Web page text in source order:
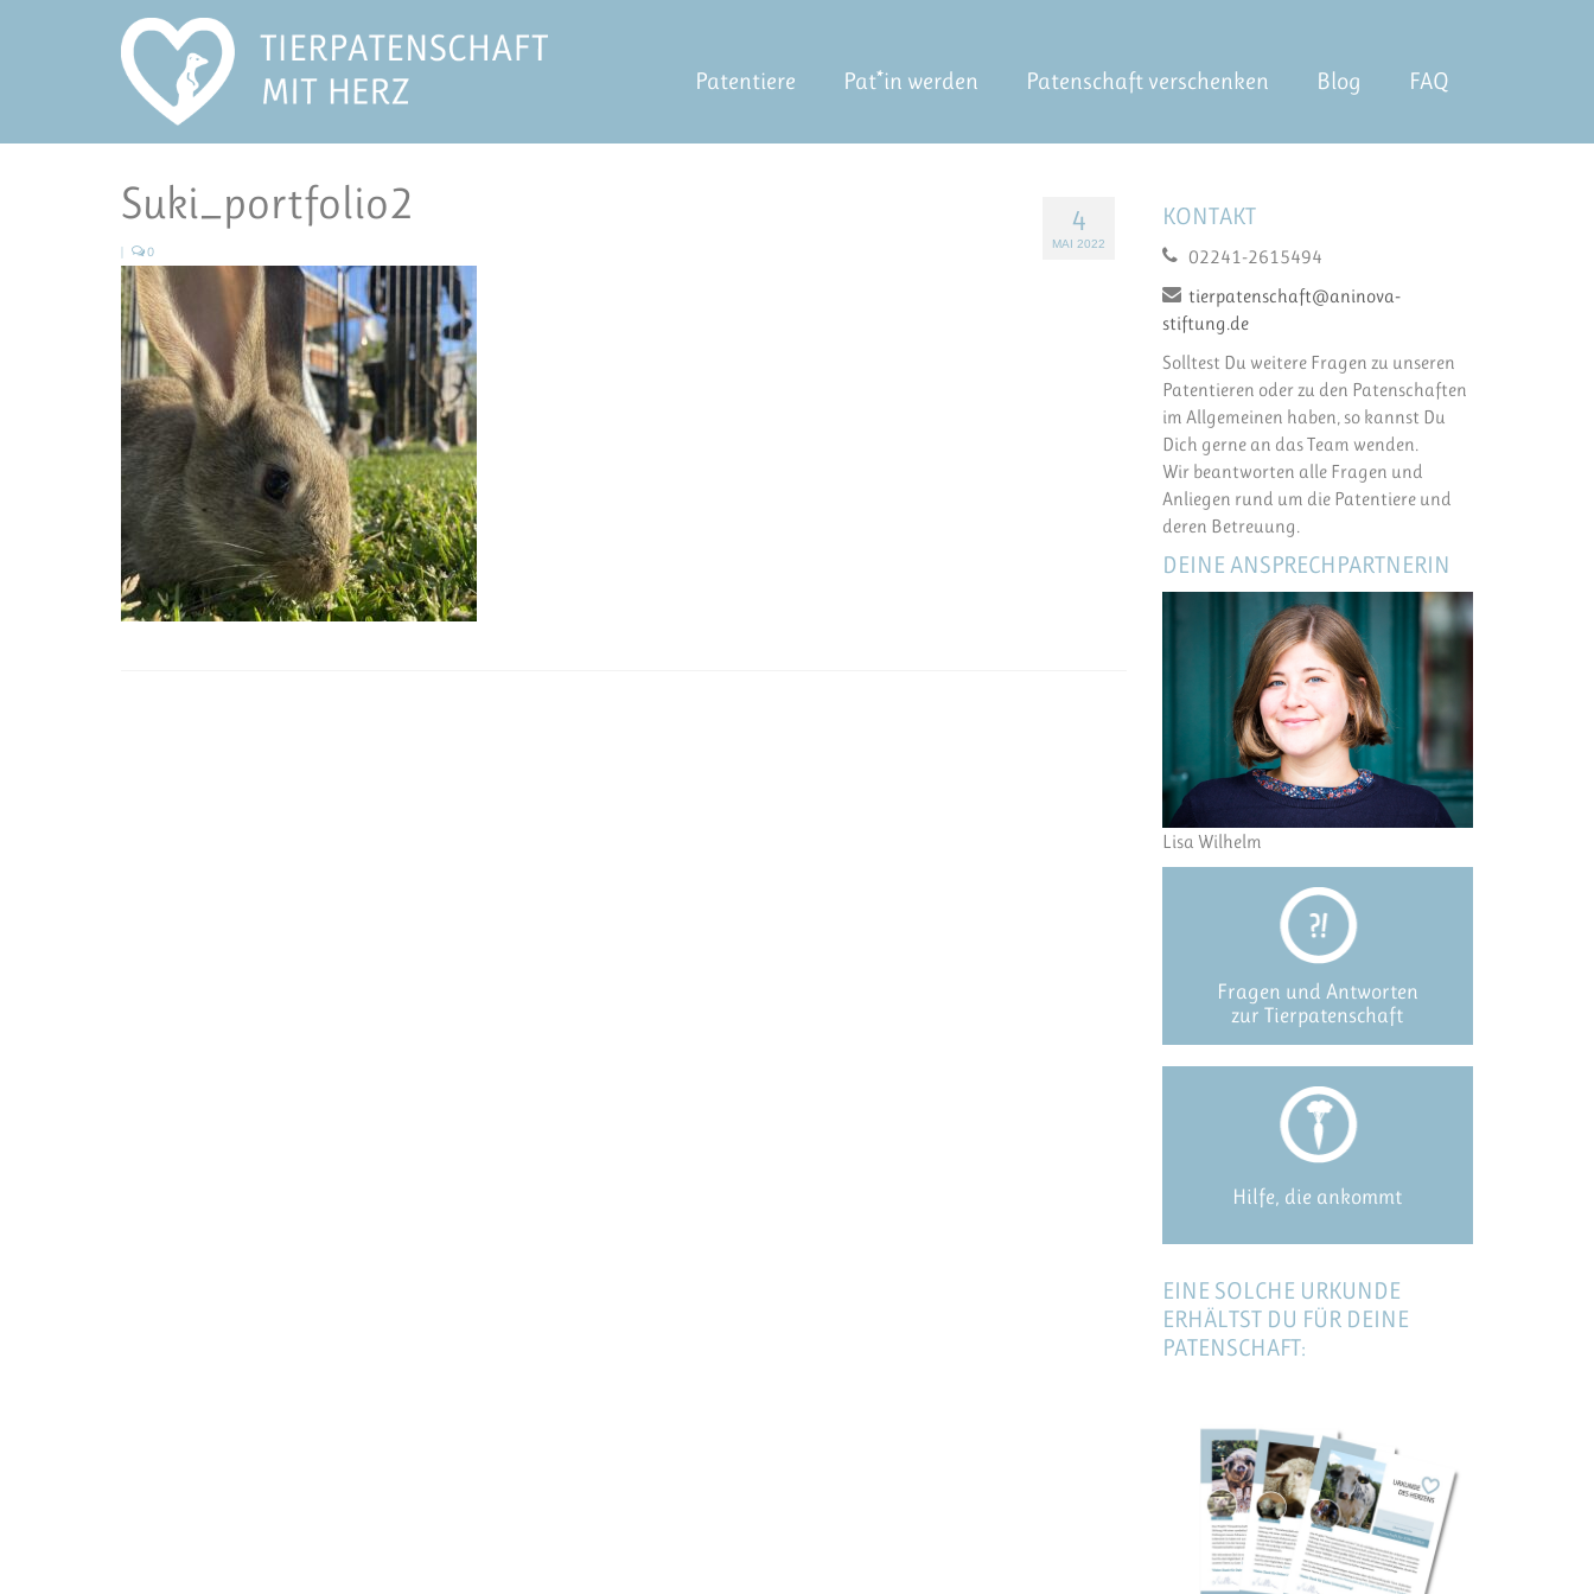
Patentiere Pat*in werden Patenschaft verschenken Blog FAQ
4
MAI 2022
Suki_portfolio2
0
KONTAKT
02241-2615494
tierpatenschaft@aninova-
stiftung.de
Solltest Du weitere Fragen zu unseren
Patentieren oder zu den Patenschaften
im Allgemeinen haben, so kannst Du
Dich gerne an das Team wenden.
Wir beantworten alle Fragen und
Anliegen rund um die Patentiere und
deren Betreuung.
DEINE ANSPRECHPARTNERIN
Lisa Wilhelm
Fragen und Antworten
zur Tierpatenschaft
Hilfe, die ankommt
EINE SOLCHE URKUNDE
ERHÄLTST DU FÜR DEINE
PATENSCHAFT: